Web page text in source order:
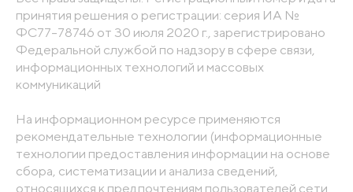
принятия решения о регистрации: серия ИА №
ФС77-78746 от 30 июля 2020 г., зарегистрировано
Федеральной службой по надзору в сфере связи,
информационных технологий и массовых
коммуникаций
На информационном ресурсе применяются
рекомендательные технологии (информационные
технологии предоставления информации на основе
сбора, систематизации и анализа сведений,
относящихся к предпочтениям пользователей сети